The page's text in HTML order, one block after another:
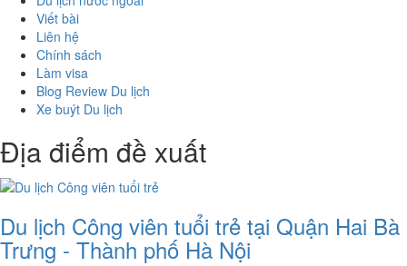
Viết bài
Liên hệ
Chính sách
Làm visa
Blog Review Du lịch
Xe buýt Du lịch
Địa điểm đề xuất
Du lịch Công viên tuổi trẻ tại Quận Hai Bà
Trưng - Thành phố Hà Nội